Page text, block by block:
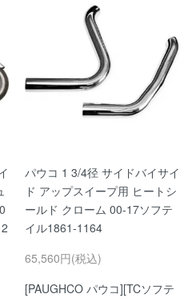
パウコ 1 3/4径 サイドバイサイ
ド アップスイープ用 ヒートシ
ールド クローム 00-17ソフテ
イル1861-1164
65,560円(税込)
[PAUGHCO パウコ][TCソフテ